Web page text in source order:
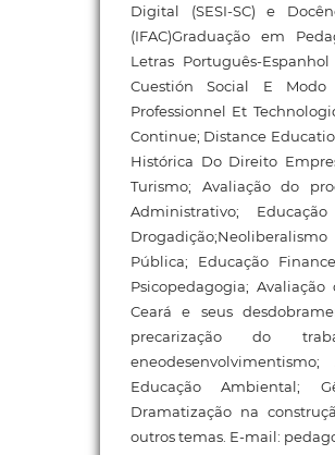
Digital (SESI-SC) e
(IFAC)Graduação em
Letras Português-
Cuestión Social E Modo
Professionnel Et
Continue; Distance
Histórica Do Direito
Turismo; Avaliação do
Administrativo;
Pública; Educação
Psicopedagogia;
Ceará e seus
precarização do
Educação Ambiental;
Dramatização na
outros temas. E-mail: